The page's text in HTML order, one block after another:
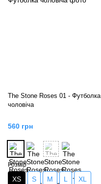
The Stone Roses 01 - Футболка
чоловіча
560 грн
Розмір
XS S M L XL